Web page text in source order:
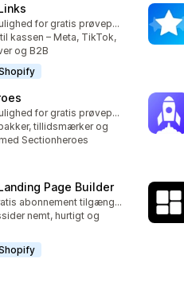
i alt
Mulighed for gratis prøveperiode
kassen – Meta, TikTok,
og B2B
i alt
Mulighed for gratis prøveperiode
tillidsmærker og
Sectionheroes
Page Builder
i alt
Gratis abonnement tilgængeligt
nemt, hurtigt og